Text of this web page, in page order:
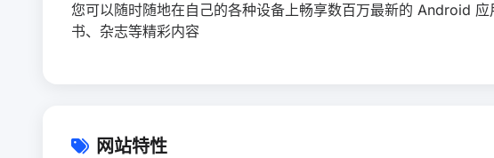
您可以随时随地在自己的各种设备上畅享数百万最新的 Android
书、杂志等精彩内容
网站特性